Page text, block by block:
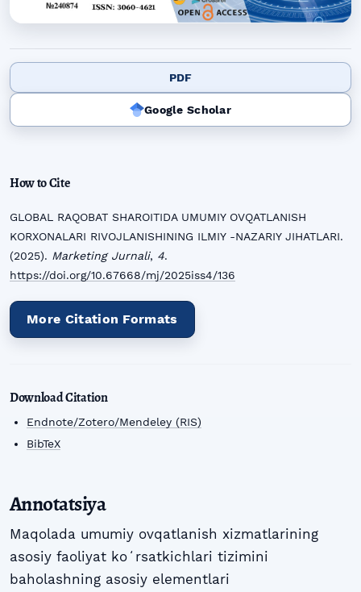
PDF
Google Scholar
How to Cite
GLOBAL RAQOBAT SHAROITIDA UMUMIY OVQATLANISH
KORXONALARI RIVOJLANISHINING ILMIY -NAZARIY JIHATLARI.
(2025). Marketing Jurnali, 4.
https://doi.org/10.67668/mj/2025iss4/136
More Citation Formats
Download Citation
Endnote/Zotero/Mendeley (RIS)
BibTeX
Annotatsiya
Maqolada umumiy ovqatlanish xizmatlarining
asosiy faoliyat koʻrsatkichlari tizimini
baholashning asosiy elementlari